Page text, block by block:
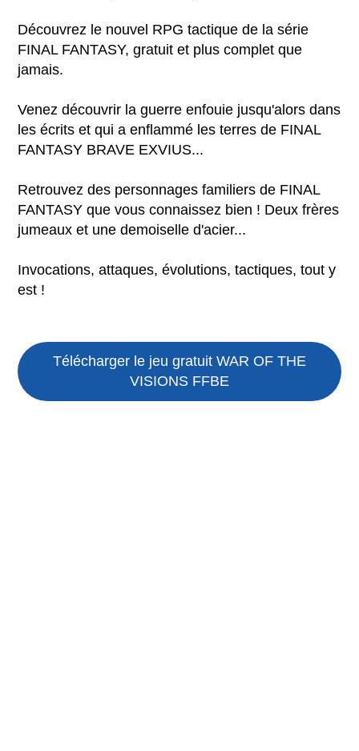
Découvrez le nouvel RPG tactique de la série
FINAL FANTASY, gratuit et plus complet que
jamais.
Venez découvrir la guerre enfouie jusqu'alors dans
les écrits et qui a enflammé les terres de FINAL
FANTASY BRAVE EXVIUS...
Retrouvez des personnages familiers de FINAL
FANTASY que vous connaissez bien ! Deux frères
jumeaux et une demoiselle d'acier...
Invocations, attaques, évolutions, tactiques, tout y
est !
Télécharger le jeu gratuit WAR OF THE
VISIONS FFBE